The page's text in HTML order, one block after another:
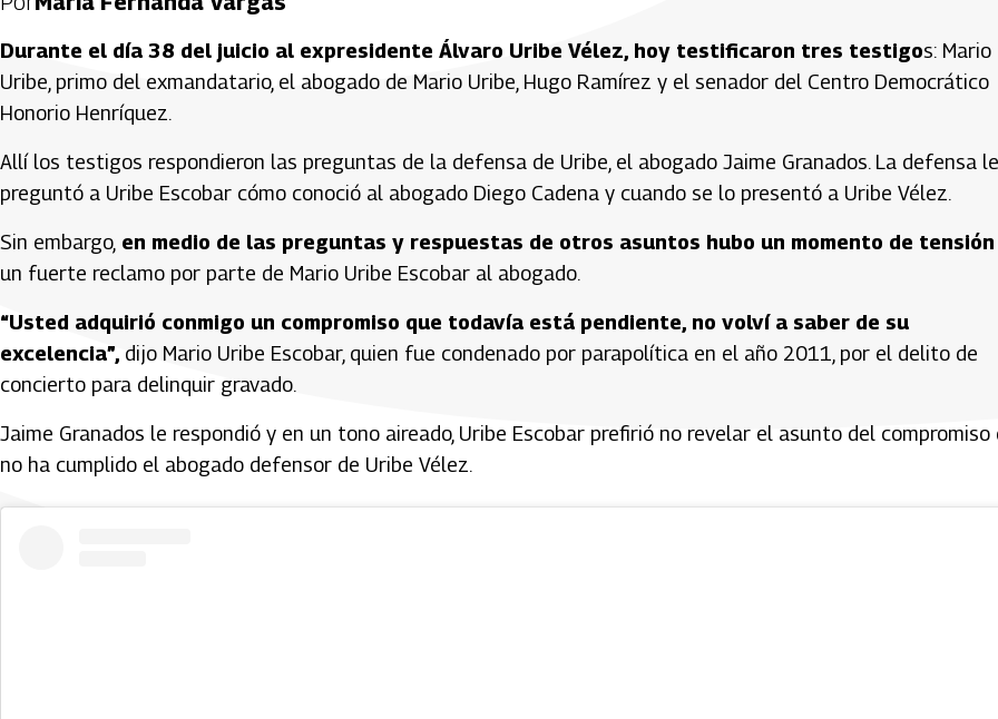
Durante el día 38 del juicio al expresidente Álvaro Uribe Vélez, hoy testificaron tres testigos: Mario
Uribe, primo del exmandatario, el abogado de Mario Uribe, Hugo Ramírez y el senador del Centro Democrático
Honorio Henríquez.
Allí los testigos respondieron las preguntas de la defensa de Uribe, el abogado Jaime Granados. La defensa le
preguntó a Uribe Escobar cómo conoció al abogado Diego Cadena y cuando se lo presentó a Uribe Vélez.
Sin embargo, en medio de las preguntas y respuestas de otros asuntos hubo un momento de tensión
un fuerte reclamo por parte de Mario Uribe Escobar al abogado.
“Usted adquirió conmigo un compromiso que todavía está pendiente, no volví a saber de su
excelencia”, dijo Mario Uribe Escobar, quien fue condenado por parapolítica en el año 2011, por el delito de
concierto para delinquir gravado.
Jaime Granados le respondió y en un tono aireado, Uribe Escobar prefirió no revelar el asunto del compromiso
no ha cumplido el abogado defensor de Uribe Vélez.